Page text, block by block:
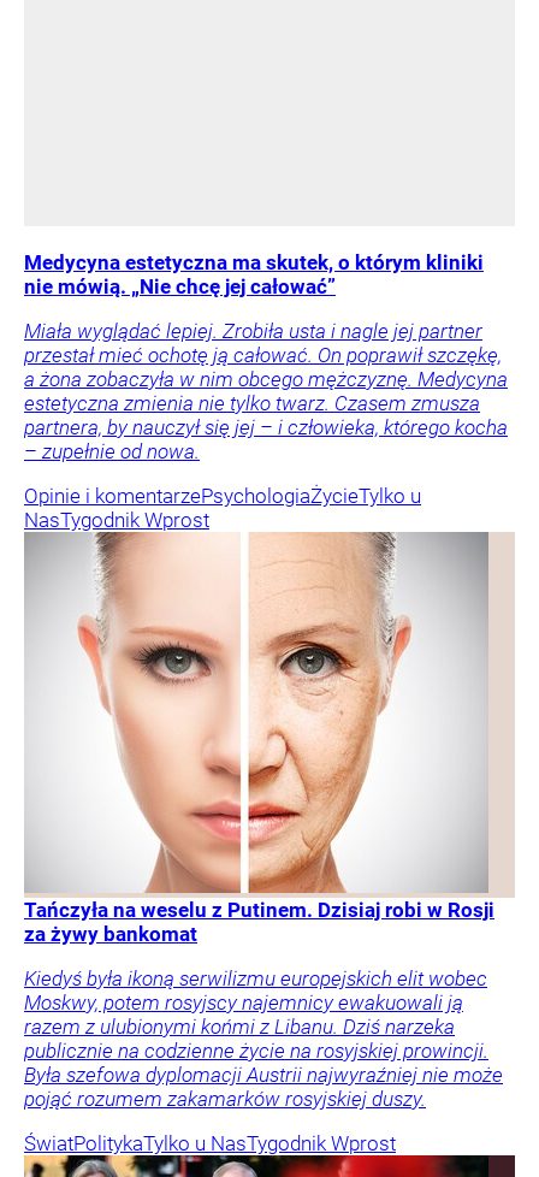
Medycyna estetyczna ma skutek, o którym kliniki
nie mówią. „Nie chcę jej całować”
Miała wyglądać lepiej. Zrobiła usta i nagle jej partner
przestał mieć ochotę ją całować. On poprawił szczękę,
a żona zobaczyła w nim obcego mężczyznę. Medycyna
estetyczna zmienia nie tylko twarz. Czasem zmusza
partnera, by nauczył się jej – i człowieka, którego kocha
– zupełnie od nowa.
Opinie i komentarzePsychologiaŻycieTylko u
NasTygodnik Wprost
Tańczyła na weselu z Putinem. Dzisiaj robi w Rosji
za żywy bankomat
Kiedyś była ikoną serwilizmu europejskich elit wobec
Moskwy, potem rosyjscy najemnicy ewakuowali ją
razem z ulubionymi końmi z Libanu. Dziś narzeka
publicznie na codzienne życie na rosyjskiej prowincji.
Była szefowa dyplomacji Austrii najwyraźniej nie może
pojąć rozumem zakamarków rosyjskiej duszy.
ŚwiatPolitykaTylko u NasTygodnik Wprost